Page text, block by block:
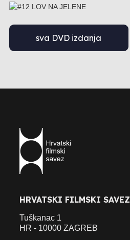
sva DVD izdanja
HRVATSKI FILMSKI SAVEZ
Tuškanac 1
HR - 10000 ZAGREB